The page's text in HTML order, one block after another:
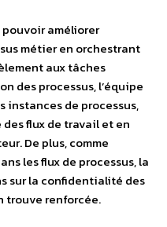
pouvoir améliorer
métier en orchestrant
aux tâches
des processus, l’équipe
instances de processus,
flux de travail et en
De plus, comme
les flux de processus, la
sur la confidentialité des
trouve renforcée.